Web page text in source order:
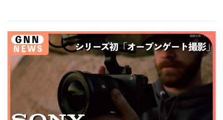
iOS 17.4
iOS 18.3 iOS 26.4
iOS 27
iOS16
iPad iPad mini
iPad Pro 2024
iPadOS 18.3
iPhone
iPhone 14 Plus
iPhone 14 Pro Max
iPhone 18 Pro 機密情報流出
iPhone 2024
iPhone 2026
iPhone 22026
iPhone Air 価格
iPhone Fold
iPhone Gemini